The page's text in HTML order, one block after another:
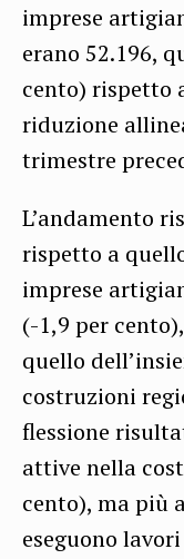
imprese
erano 52.196,
cento) rispetto
riduzione
trimestre
L’andamento
rispetto a
imprese
(-1,9 per
quello
costruzioni
flessione
attive nella
cento), ma più
eseguono